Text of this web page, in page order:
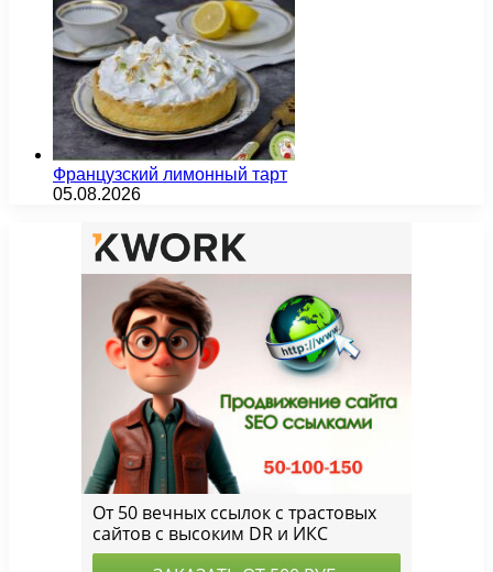
Французский лимонный тарт
05.08.2026